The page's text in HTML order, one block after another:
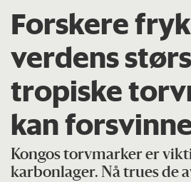
Forskere
verdens
tropiske
kan
Kongos torvmarker er
karbonlager. Nå trues de